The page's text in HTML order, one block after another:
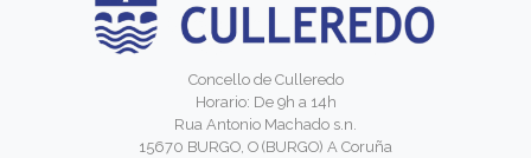
Concello de Culleredo
Horario: De 9h a 14h
Rua Antonio Machado s.n.
15670 BURGO, O (BURGO) A Coruña